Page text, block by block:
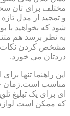
مختلف برای تان
و تمجید از مدل
شود که بخواهید
به نظر برسد هم
مشخص کردن نکات
دردتان می خورد.
این راهنما تنها
مناسب است.زمان
ای برای یک تبلیغ
که ممکن است لوازم